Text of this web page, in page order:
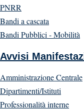
PNRR
Bandi a cascata
Bandi Pubblici - Mobilità
Avvisi
Amministrazione Centrale
Dipartimenti/Istituti
Professionalità interne